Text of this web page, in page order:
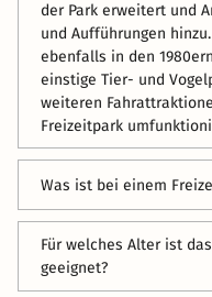
der Park erweitert und
und Aufführungen
ebenfalls in den
einstige Tier- und
weiteren
Freizeitpark
Was ist bei einem
Attraktionen und die
Nähe des Parks sind
Für welches Alter ist
geeignet?